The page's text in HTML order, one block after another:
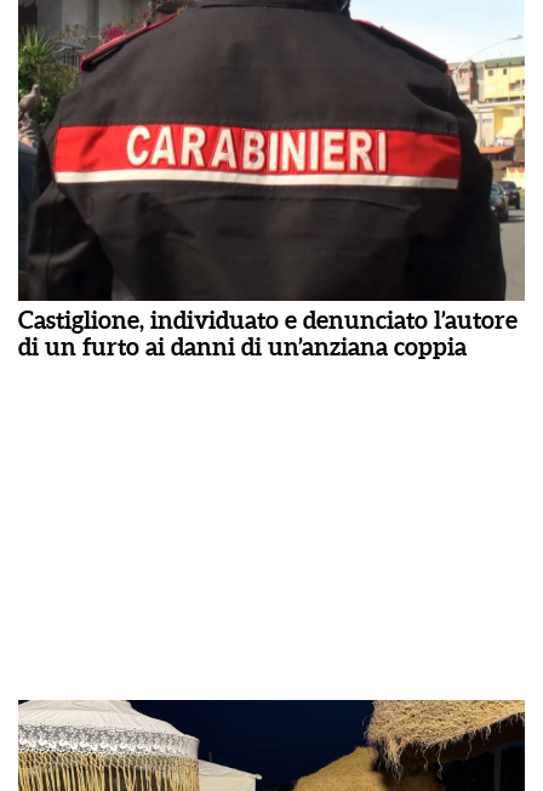
Castiglione, individuato e denunciato l’autore
di un furto ai danni di un’anziana coppia